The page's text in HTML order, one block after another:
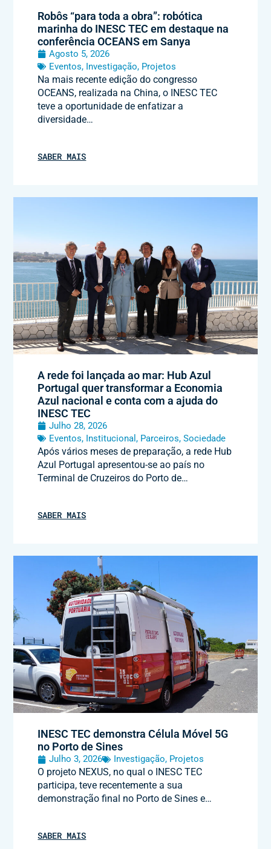
Robôs “para toda a obra”: robótica
marinha do INESC TEC em destaque na
conferência OCEANS em Sanya
Agosto 5, 2026
Eventos, Investigação, Projetos
Na mais recente edição do congresso
OCEANS, realizada na China, o INESC TEC
teve a oportunidade de enfatizar a
diversidade…
SABER MAIS
A rede foi lançada ao mar: Hub Azul
Portugal quer transformar a Economia
Azul nacional e conta com a ajuda do
INESC TEC
Julho 28, 2026
Eventos, Institucional, Parceiros,Sociedade
Após vários meses de preparação, a rede Hub
Azul Portugal apresentou-se ao país no
Terminal de Cruzeiros do Porto de…
SABER MAIS
INESC TEC demonstra Célula Móvel 5G
no Porto de Sines
Julho 3, 2026 Investigação, Projetos
O projeto NEXUS, no qual o INESC TEC
participa, teve recentemente a sua
demonstração final no Porto de Sines e…
SABER MAIS